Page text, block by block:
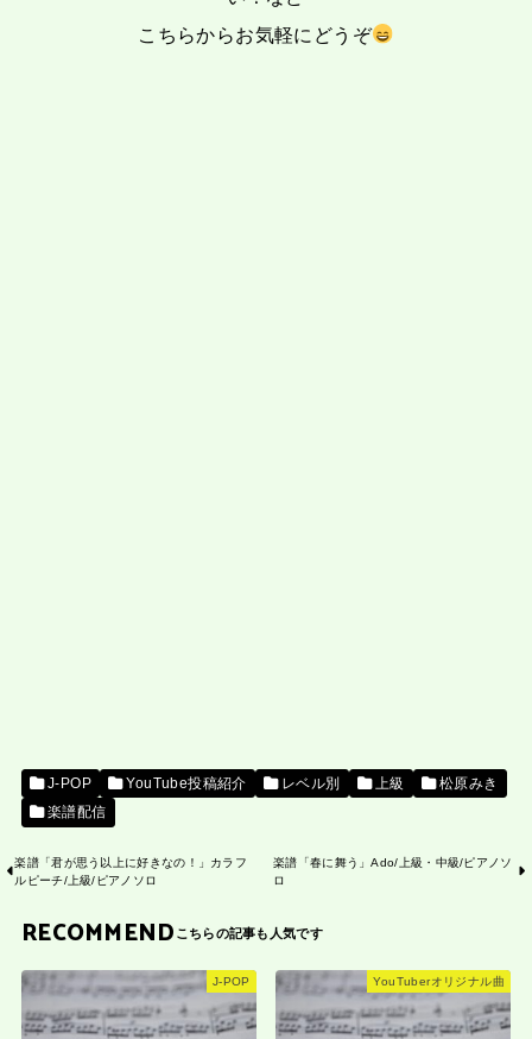
こちらからお気軽にどうぞ
J-POP YouTube投稿紹介 レベル別 上級
松原みき
楽譜配信
楽譜「君が思う以上に好きなの！」カラフ
ルピーチ/上級/ピアノソロ
楽譜「春に舞う」Ado/上級・中級/ピアノソ
ロ
RECOMMEND
J-POP YouTuberオリジナル曲